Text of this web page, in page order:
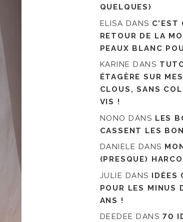
QUELQUES)
ELISA DANS C’EST
RETOUR DE LA
PEAUX BLANC
KARINE DANS
ÉTAGÈRE SUR
CLOUS, SANS
VIS !
NONO DANS LES
CASSENT LES
DANIELE DANS
(PRESQUE)
JULIE DANS IDÉES
POUR LES MINUS
ANS !
DEEDEE DANS 70